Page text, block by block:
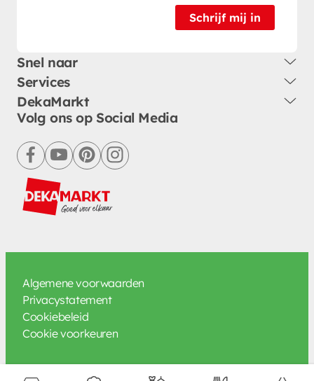
Schrijf mij in
Snel naar
Services
DekaMarkt
Volg ons op Social Media
facebookyoutubepinterestinstagram
Algemene voorwaarden
Privacystatement
Cookiebeleid
Cookie voorkeuren